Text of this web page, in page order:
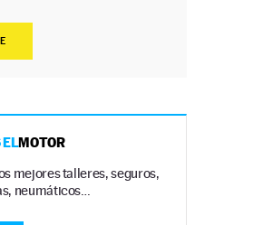
ELMOTOR
mejores talleres, seguros,
neumáticos…